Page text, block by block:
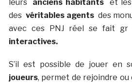
leurs anciens habitants et les
des véritables agents des
avec ces PNJ réel se fait
interactives.
S’il est possible de jouer en
joueurs, permet de rejoindre